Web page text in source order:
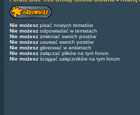
Nie możesz pisać nowych tematów
Nie możesz odpowiadać w tematach
Nie możesz zmieniać swoich postów
Nie możesz usuwać swoich postów
Nie możesz głosować w ankietach
Nie możesz załączać plików na tym forum
Nie możesz ściągać załączników na tym forum